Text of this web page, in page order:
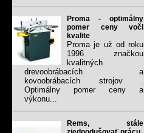
Proma - optimálny
pomer ceny voči
kvalite
Proma je už od roku
1996 značkou
kvalitných
drevoobrábacích a
kovoobrábacích strojov .
Optimálny pomer ceny a
výkonu...
Rems, stále